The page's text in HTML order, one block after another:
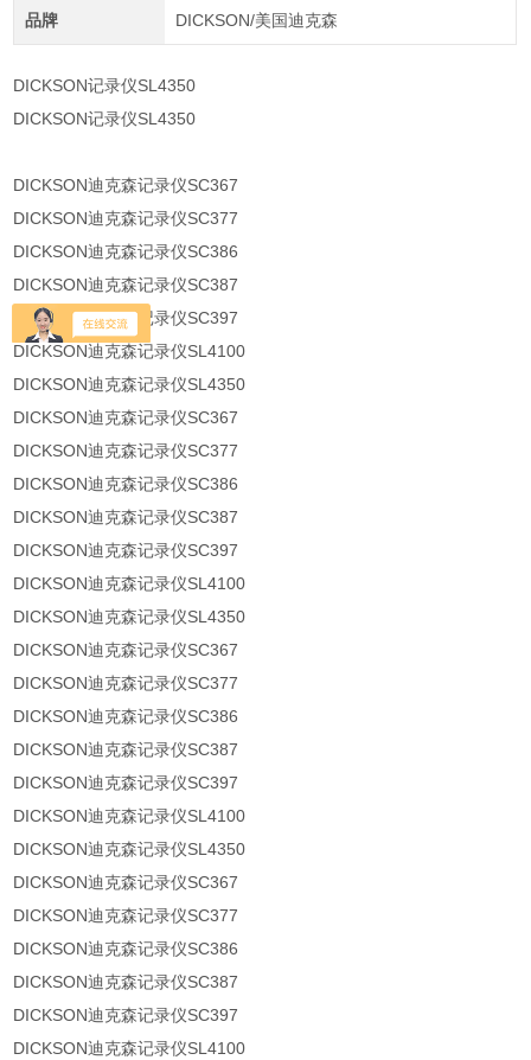
品牌 DICKSON/美国迪克森
DICKSON记录仪SL4350
DICKSON记录仪SL4350
DICKSON迪克森记录仪SC367
DICKSON迪克森记录仪SC377
DICKSON迪克森记录仪SC386
DICKSON迪克森记录仪SC387
DICKSON迪克森记录仪SC397
DICKSON迪克森记录仪SL4100
DICKSON迪克森记录仪SL4350
DICKSON迪克森记录仪SC367
DICKSON迪克森记录仪SC377
DICKSON迪克森记录仪SC386
DICKSON迪克森记录仪SC387
DICKSON迪克森记录仪SC397
DICKSON迪克森记录仪SL4100
DICKSON迪克森记录仪SL4350
DICKSON迪克森记录仪SC367
DICKSON迪克森记录仪SC377
DICKSON迪克森记录仪SC386
DICKSON迪克森记录仪SC387
DICKSON迪克森记录仪SC397
DICKSON迪克森记录仪SL4100
DICKSON迪克森记录仪SL4350
DICKSON迪克森记录仪SC367
DICKSON迪克森记录仪SC377
DICKSON迪克森记录仪SC386
DICKSON迪克森记录仪SC387
DICKSON迪克森记录仪SC397
DICKSON迪克森记录仪SL4100